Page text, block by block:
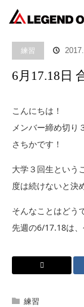
ブログ
練習
6月17.18日
こんにちは！
メンバー締め切り
さちかです！
大学３回生という
度は続けないと決
そんなことはどう
先週の6/17.18は
練習